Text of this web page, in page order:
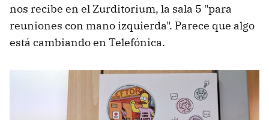
nos recibe en el Zurditorium, la sala 5 "para
reuniones con mano izquierda". Parece que algo
está cambiando en Telefónica.